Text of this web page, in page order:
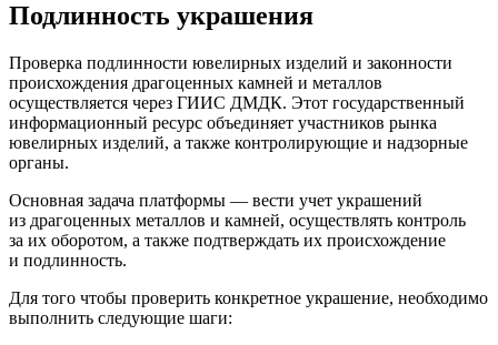
Подлинность украшения
Проверка подлинности ювелирных изделий и законности
происхождения драгоценных камней и металлов
осуществляется через ГИИС ДМДК. Этот государственный
информационный ресурс объединяет участников рынка
ювелирных изделий, а также контролирующие и надзорные
органы.
Основная задача платформы — вести учет украшений
из драгоценных металлов и камней, осуществлять контроль
за их оборотом, а также подтверждать их происхождение
и подлинность.
Для того чтобы проверить конкретное украшение, необходимо
выполнить следующие шаги: